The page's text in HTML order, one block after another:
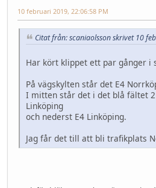
10 februari 2019, 22:06:58 PM
Citat från: scaniaolsson skrivet 10
Har kört klippet ett par gånger i
På vägskylten står det E4
I mitten står det i det blå fältet
Linköping
och nederst E4 Linköping.
Jag får det till att bli trafikplats